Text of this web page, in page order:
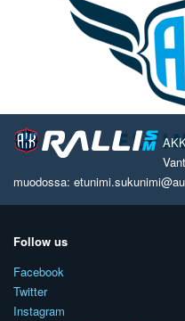
muodossa:
Follow us
Facebook
Twitter
Instagram